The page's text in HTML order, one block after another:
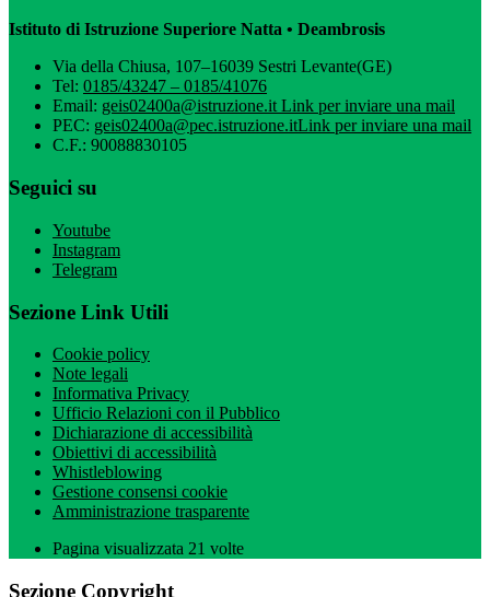
Istituto di Istruzione Superiore Natta • Deambrosis
Via della Chiusa, 107–16039 Sestri Levante(GE)
Tel: 0185/43247 – 0185/41076
Email: geis02400a@istruzione.itLink per inviare una mail
PEC: geis02400a@pec.istruzione.itLink per inviare una mail
C.F.: 90088830105
Seguici su
Youtube
Instagram
Telegram
Sezione Link Utili
Cookie policy
Note legali
Informativa Privacy
Ufficio Relazioni con il Pubblico
Dichiarazione di accessibilità
Obiettivi di accessibilità
Whistleblowing
Gestione consensi cookie
Amministrazione trasparente
Pagina visualizzata 21 volte
Sezione Copyright